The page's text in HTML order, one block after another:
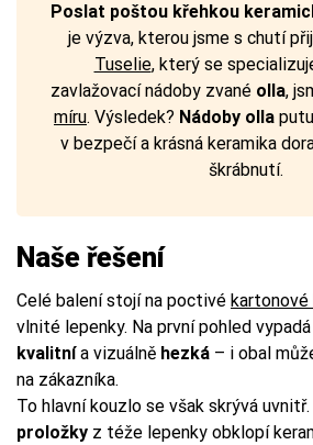
Poslat poštou křehkou
je výzva, kterou jsme s chutí
Tuselie, který se
zavlažovací nádoby zvané olla,
míru. Výsledek? Nádoby olla
v bezpečí a krásná keramika
škrábnutí.
Naše řešení
Celé balení stojí na poctivé
vlnité lepenky. Na první pohled
kvalitnía vizuálně hezká – i obal
na zákazníka.
To hlavní kouzlo se však skrývá uvnitř.
proložky z téže lepenky obklopí